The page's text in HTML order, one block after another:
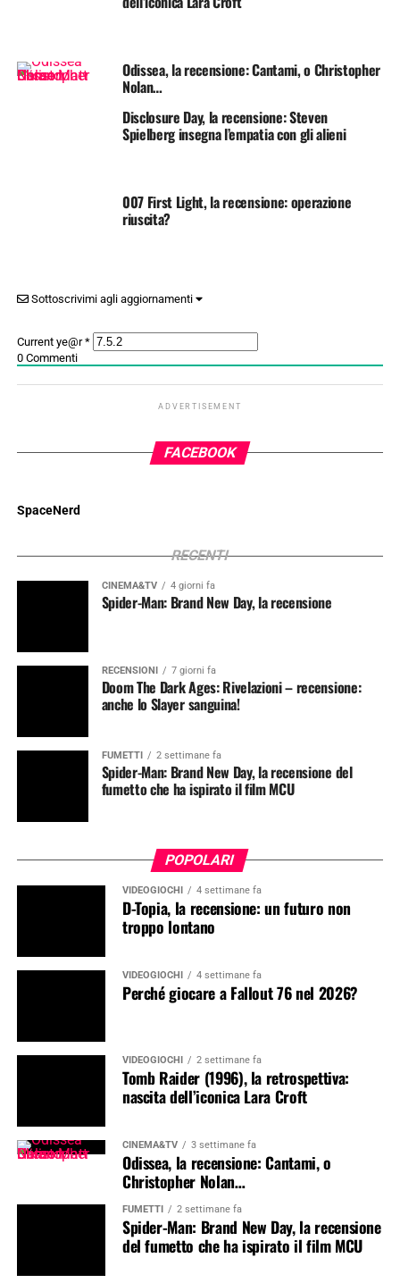
Odissea, la recensione: Cantami, o Christopher
Nolan…
Disclosure Day, la recensione: Steven
Spielberg insegna l’empatia con gli alieni
007 First Light, la recensione: operazione
riuscita?
Sottoscrivimi agli aggiornamenti
Current ye@r*
0Commenti
ADVERTISEMENT
FACEBOOK
SpaceNerd
RECENTI
CINEMA&TV 4 giorni fa
Spider-Man: Brand New Day, la recensione
RECENSIONI 7 giorni fa
Doom The Dark Ages: Rivelazioni – recensione:
anche lo Slayer sanguina!
FUMETTI 2 settimane fa
Spider-Man: Brand New Day, la recensione del
fumetto che ha ispirato il film MCU
POPOLARI
VIDEOGIOCHI 4 settimane fa
D-Topia, la recensione: un futuro non
troppo lontano
VIDEOGIOCHI 4 settimane fa
Perché giocare a Fallout 76 nel 2026?
VIDEOGIOCHI 2 settimane fa
Tomb Raider (1996), la retrospettiva:
nascita dell’iconica Lara Croft
CINEMA&TV 3 settimane fa
Odissea, la recensione: Cantami, o
Christopher Nolan…
FUMETTI 2 settimane fa
Spider-Man: Brand New Day, la recensione
del fumetto che ha ispirato il film MCU